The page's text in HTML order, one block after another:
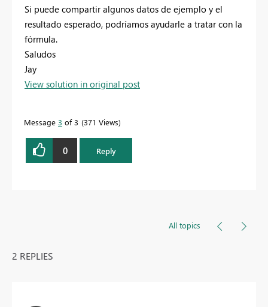
Si puede compartir algunos datos de ejemplo y el
resultado esperado, podríamos ayudarle a tratar con la
fórmula.
Saludos
Jay
View solution in original post
Message 3 of 3 371 Views
0 Reply
All topics
2 REPLIES